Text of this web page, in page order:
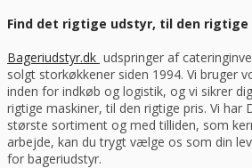
Find det rigtige udstyr, til den rigtige
Bageriudstyr.dk udspringer af
solgt storkøkkener siden 1994. Vi bruger
inden for indkøb og logistik, og vi sikrer
rigtige maskiner, til den rigtige pris. Vi har
største sortiment og med tilliden, som
arbejde, kan du trygt vælge os som din
for bageriudstyr.